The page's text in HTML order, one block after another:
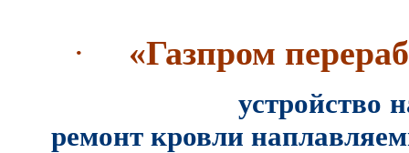
· «Газпром
устройство
ремонт кровли